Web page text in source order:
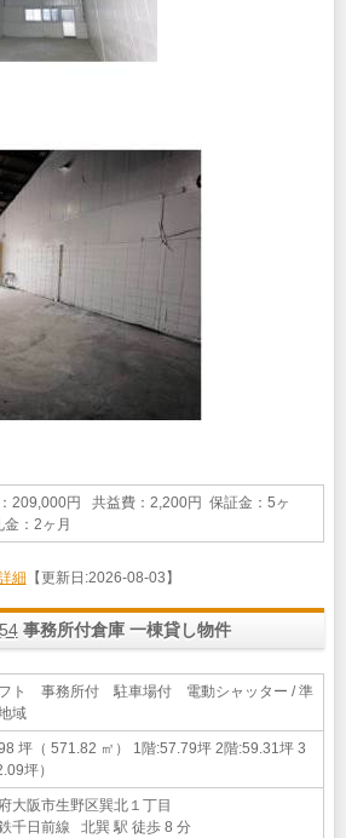
209,000円 共益費：2,200円 保証金：5ヶ
金：2ヶ月
細 【更新日:2026-08-03】
事務所付倉庫 一棟貸し物件
ト 事務所付 駐車場付 電動シャッター / 準
域
坪（ 571.82 ㎡）
1階:57.79坪 2階:59.31坪 3
坪）
大阪市生野区巽北１丁目
千日前線 北巽 駅 徒歩 8 分